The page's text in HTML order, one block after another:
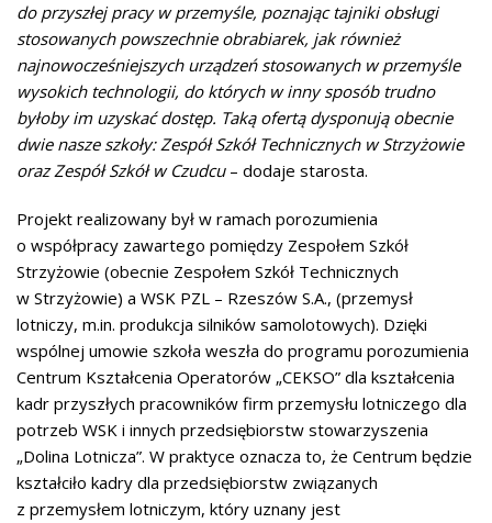
do przyszłej pracy w przemyśle, poznając tajniki obsługi
stosowanych powszechnie obrabiarek, jak również
najnowocześniejszych urządzeń stosowanych w przemyśle
wysokich technologii, do których w inny sposób trudno
byłoby im uzyskać dostęp. Taką ofertą dysponują obecnie
dwie nasze szkoły: Zespół Szkół Technicznych w Strzyżowie
oraz Zespół Szkół w Czudcu– dodaje starosta.
Projekt realizowany był w ramach porozumienia
o współpracy zawartego pomiędzy Zespołem Szkół
Strzyżowie (obecnie Zespołem Szkół Technicznych
w Strzyżowie) a WSK PZL – Rzeszów S.A., (przemysł
lotniczy, m.in. produkcja silników samolotowych). Dzięki
wspólnej umowie szkoła weszła do programu porozumienia
Centrum Kształcenia Operatorów „CEKSO” dla kształcenia
kadr przyszłych pracowników firm przemysłu lotniczego dla
potrzeb WSK i innych przedsiębiorstw stowarzyszenia
„Dolina Lotnicza”. W praktyce oznacza to, że Centrum będzie
kształciło kadry dla przedsiębiorstw związanych
z przemysłem lotniczym, który uznany jest